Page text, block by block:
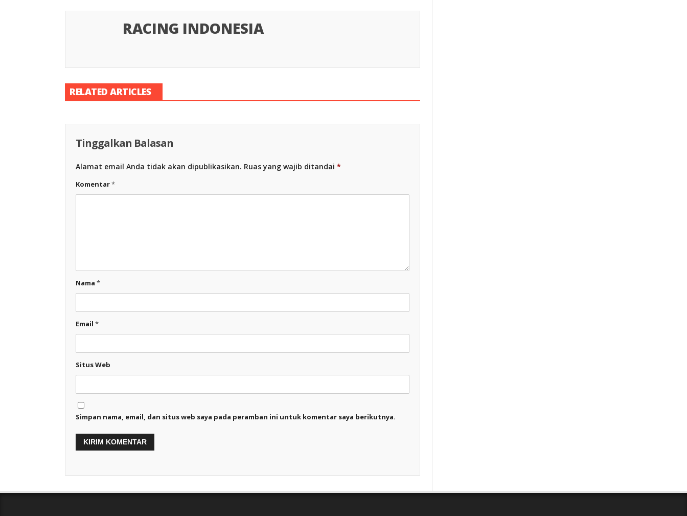
RACING INDONESIA
RELATED ARTICLES
Tinggalkan Balasan
Alamat email Anda tidak akan dipublikasikan. Ruas yang wajib ditandai *
Komentar*
Nama *
Email *
Situs Web
Simpan nama, email, dan situs web saya pada peramban ini untuk komentar saya berikutnya.